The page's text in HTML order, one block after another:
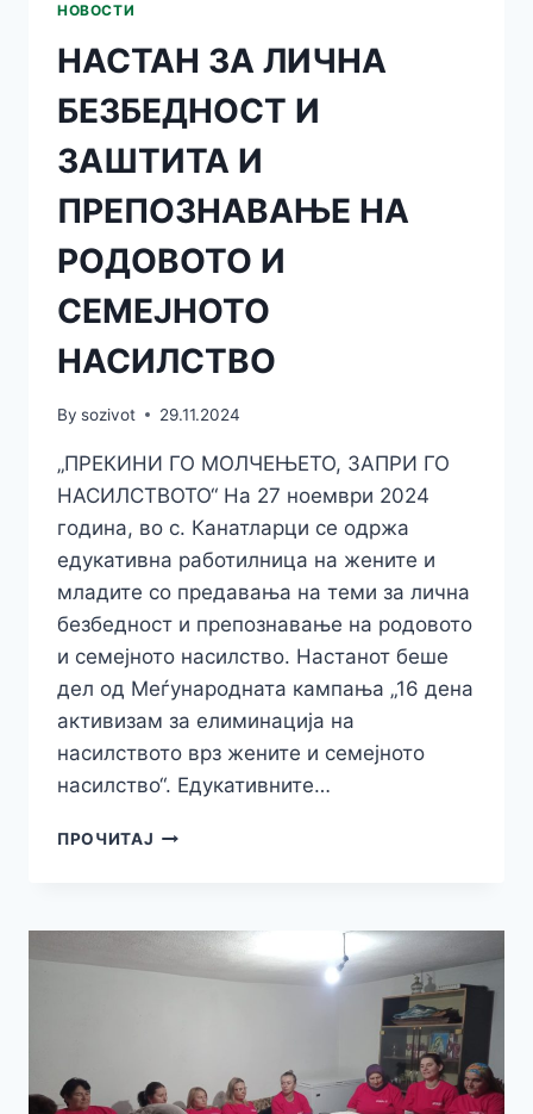
НОВОСТИ
НАСТАН ЗА ЛИЧНА
БЕЗБЕДНОСТ И
ЗАШТИТА И
ПРЕПОЗНАВАЊЕ НА
РОДОВОТО И
СЕМЕЈНОТО
НАСИЛСТВО
By sozivot 29.11.2024
„ПРЕКИНИ ГО МОЛЧЕЊЕТО, ЗАПРИ ГО
НАСИЛСТВОТО“ На 27 ноември 2024
година, во с. Канатларци се одржа
едукативна работилница на жените и
младите со предавања на теми за лична
безбедност и препознавање на родовото
и семејното насилство. Настанот беше
дел од Меѓународната кампања „16 дена
активизам за елиминација на
насилството врз жените и семејното
насилство“. Едукативните…
ПРОЧИТАЈ НАСТАН
И
ЗАШТИТА
И
СЕМЕЈНОТО